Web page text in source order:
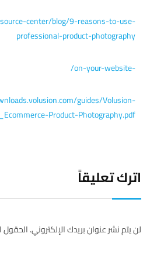
center/blog/9-reasons-to-use-
professional-product-photography
-on-your-website/
guides/Volusion-
Product-Photography.pdf
اترك تعليقاً
لن يتم نشر عنوان بريدك الإلكتروني.الحقول